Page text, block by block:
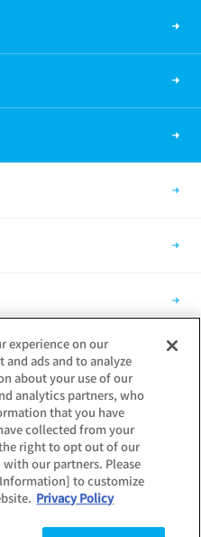
experience on our
ads and to analyze
about your use of our
analytics partners, who
that you have
collected from your
right to opt out of our
our partners. Please
to customize
Privacy Policy